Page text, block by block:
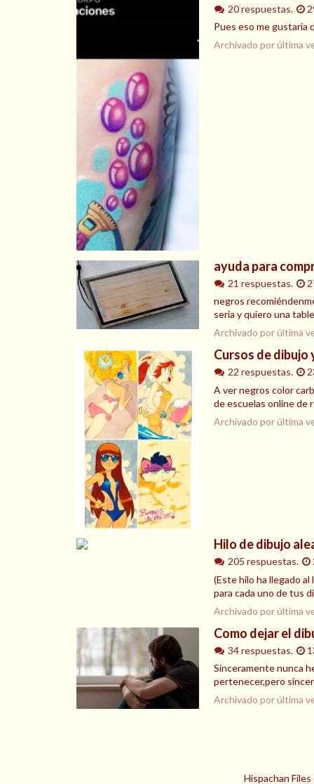
20 respuestas.
Pues eso me gustaría
Archivado por última
ayuda para
21 respuestas.
negros
seria y quiero una
Archivado por última
Cursos de dibujo
22 respuestas.
A ver negros color
de escuelas online de
Archivado por última
Hilo de dibujo
205 respuestas.
(Este hilo ha llegado
para cada uno de tus
Archivado por última
Como dejar el
34 respuestas.
Sinceramente nunca
pertenecer,pero
Archivado por última
Hispachan